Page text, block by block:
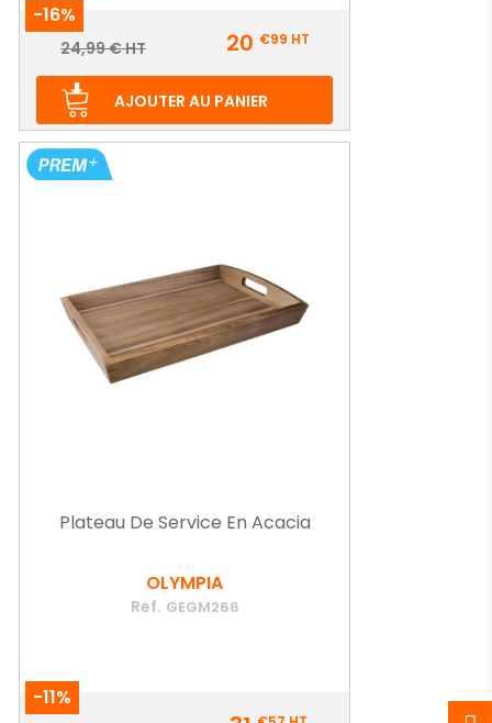
-16%
Prix
Prix
base
24,99 € HT 20 €99 HT
AJOUTER AU PANIER
Plateau De Service En Acacia
OLYMPIA
Ref. GEGM266
-11%
Prix